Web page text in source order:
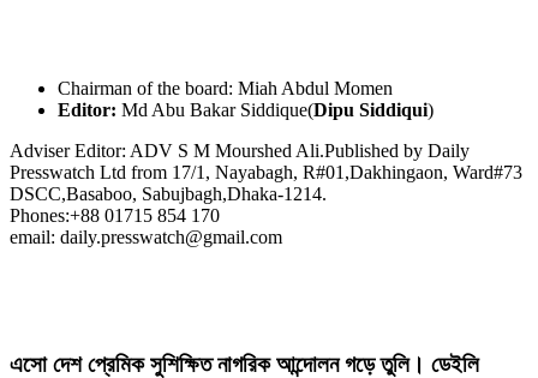
Chairman of the board: Miah Abdul Momen
Editor: Md Abu Bakar Siddique(Dipu Siddiqui)
Adviser Editor: ADV S M Mourshed Ali.Published by Daily
Presswatch Ltd from 17/1, Nayabagh, R#01,Dakhingaon, Ward#73
DSCC,Basaboo, Sabujbagh,Dhaka-1214.
Phones:+88 01715 854 170
email: daily.presswatch@gmail.com
এসো দেশ প্রেমিক সুশিক্ষিত নাগরিক আন্দোলন গড়ে তুলি। ডেইলি